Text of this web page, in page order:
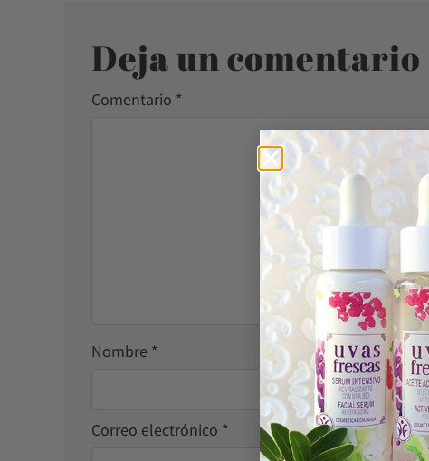
Deja un comentario
Comentario *
Nombre *
Correo electrónico *